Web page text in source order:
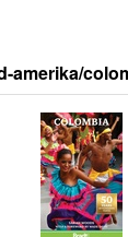
amerika/